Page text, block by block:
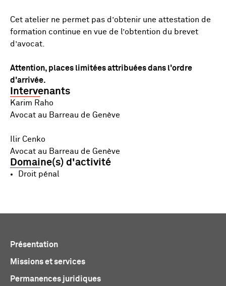
Cet atelier ne permet pas d’obtenir une attestation de
formation continue en vue de l’obtention du brevet
d’avocat.
Attention, places limitées attribuées dans l'ordre
d'arrivée.
Intervenants
Karim Raho
Avocat au Barreau de Genève
Ilir Cenko
Avocat au Barreau de Genève
Domaine(s) d'activité
Droit pénal
Présentation
Missions et services
Permanences juridiques